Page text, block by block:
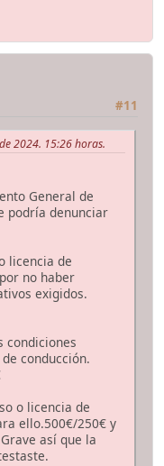
#11
2024. 15:26 horas.
General de
podría denunciar
licencia de
no haber
exigidos.
condiciones
conducción.
o licencia de
ello.500€/250€ y
así que la